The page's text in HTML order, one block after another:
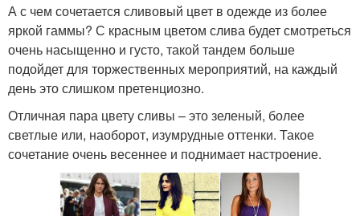
А с чем сочетается сливовый цвет в одежде из более
яркой гаммы? С красным цветом слива будет смотреться
очень насыщенно и густо, такой тандем больше
подойдет для торжественных мероприятий, на каждый
день это слишком претенциозно.
Отличная пара цвету сливы – это зеленый, более
светлые или, наоборот, изумрудные оттенки. Такое
сочетание очень весеннее и поднимает настроение.